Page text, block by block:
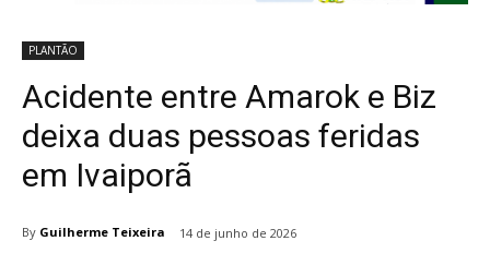
PLANTÃO
Acidente entre Amarok e Biz
deixa duas pessoas feridas
em Ivaiporã
By Guilherme Teixeira 14 de junho de 2026